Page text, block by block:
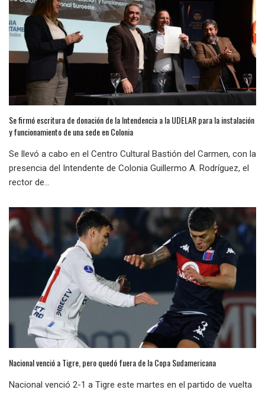
Se firmó escritura de donación de la Intendencia a la UDELAR para la instalación
y funcionamiento de una sede en Colonia
Se llevó a cabo en el Centro Cultural Bastión del Carmen, con la
presencia del Intendente de Colonia Guillermo A. Rodríguez, el
rector de...
Nacional venció a Tigre, pero quedó fuera de la Copa Sudamericana
Nacional venció 2-1 a Tigre este martes en el partido de vuelta